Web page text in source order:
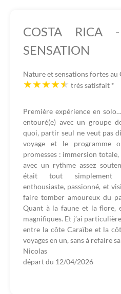
COSTA RICA
SENSATION
Nature et sensations fortes au
très satisfait *
Première expérience en
entouré(e) avec un groupe
quoi, partir seul ne veut pas
voyage et le programme
promesses : immersion
avec un rythme assez
était tout simplement
enthousiaste, passionné, et
faire tomber amoureux du
Quant à la faune et la flore,
magnifiques. Et j’ai
entre la côte Caraïbe et la
voyages en un, sans à refaire
Nicolas
départ du 12/04/2026